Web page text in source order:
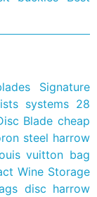
Signature
systems 28
Blade cheap
steel harrow
vuitton bag
Wine Storage
disc harrow